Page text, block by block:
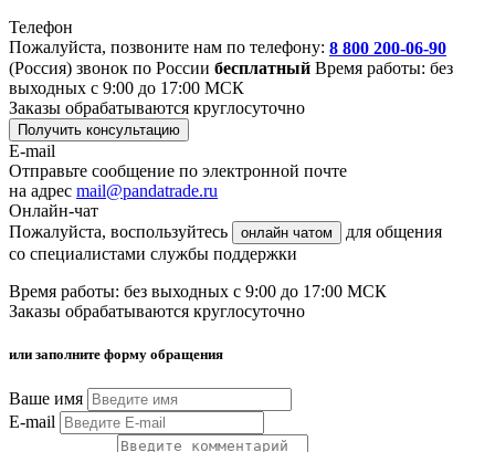
Телефон
Пожалуйста, позвоните нам по телефону: 8 800 200-06-90
(Россия) звонок по России бесплатный Время работы: без
выходных с 9:00 до 17:00 МСК
Заказы обрабатываются круглосуточно
Получить консультацию
E-mail
Отправьте сообщение по электронной почте
на адрес mail@pandatrade.ru
Онлайн-чат
Пожалуйста, воспользуйтесь
онлайн чатом
для общения
со специалистами службы поддержки
Время работы: без выходных с 9:00 до 17:00 МСК
Заказы обрабатываются круглосуточно
или заполните форму обращения
Ваше имя
E-mail